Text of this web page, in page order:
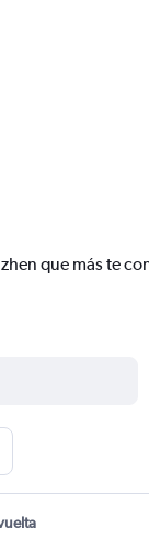
que más te